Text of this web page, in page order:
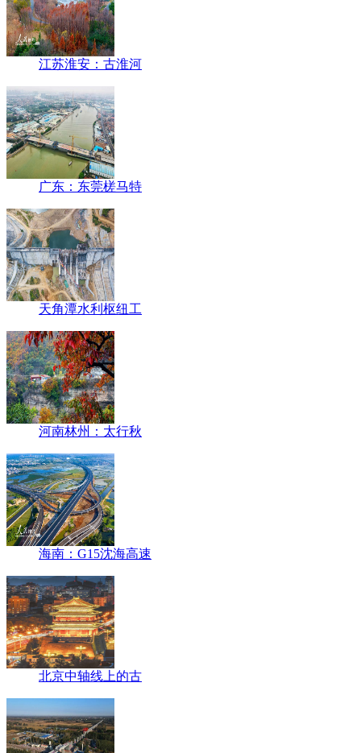
江苏淮安：古淮河
广东：东莞槎马特
天角潭水利枢纽工
河南林州：太行秋
海南：G15沈海高速
北京中轴线上的古